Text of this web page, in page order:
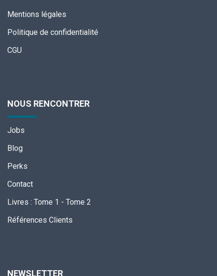
Mentions légales
Politique de confidentialité
CGU
NOUS RENCONTRER
Jobs
Blog
Perks
Contact
Livres : Tome 1 - Tome 2
Références Clients
NEWSLETTER